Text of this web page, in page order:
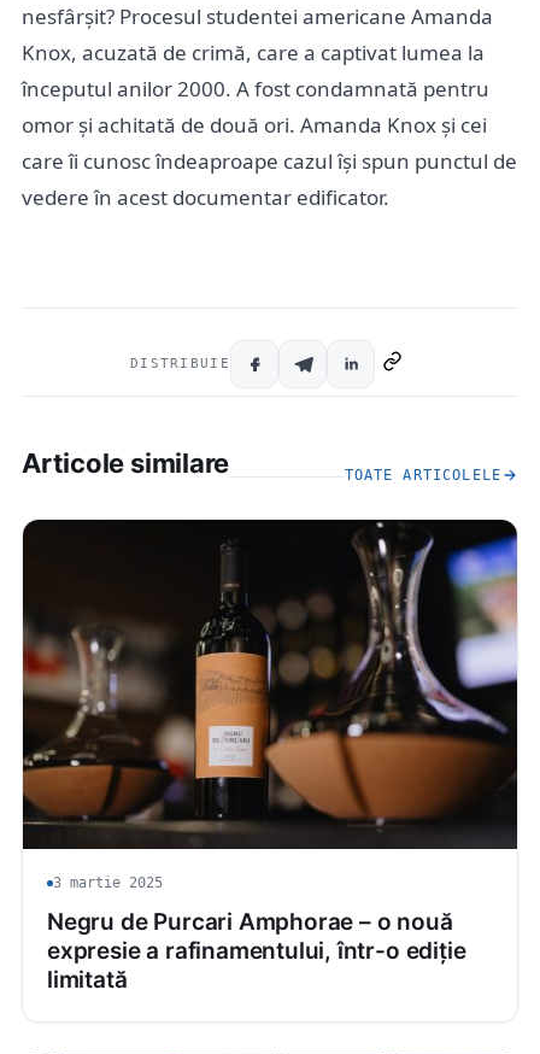
nesfârșit? Procesul studentei americane Amanda
Knox, acuzată de crimă, care a captivat lumea la
începutul anilor 2000. A fost condamnată pentru
omor și achitată de două ori. Amanda Knox și cei
care îi cunosc îndeaproape cazul își spun punctul de
vedere în acest documentar edificator.
DISTRIBUIE
Articole similare TOATE ARTICOLELE
3 martie 2025
Negru de Purcari Amphorae – o nouă
expresie a rafinamentului, într-o ediție
limitată